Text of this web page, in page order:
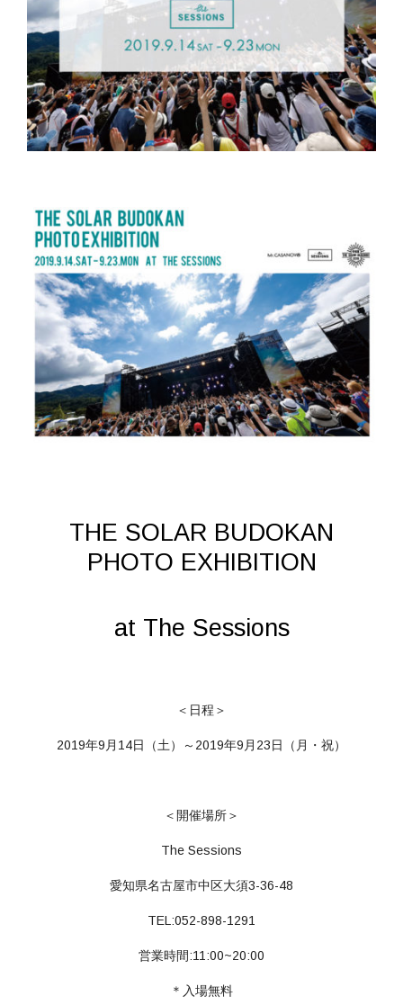
THE SOLAR BUDOKAN
PHOTO EXHIBITION
at The Sessions
＜日程＞
2019年9月14日（土）～2019年9月23日（月・祝）
＜開催場所＞
The Sessions
愛知県名古屋市中区大須3-36-48
TEL:052-898-1291
営業時間:11:00~20:00
＊入場無料